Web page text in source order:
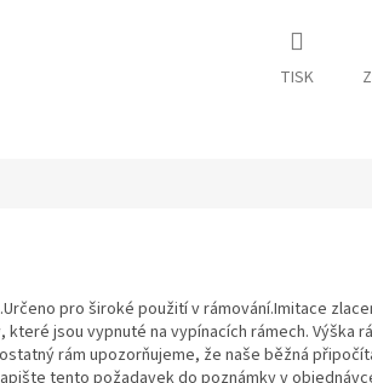
TISK
pro široké použití v rámování.Imitace
jsou vypnuté na vypínacích rámech. Výška
rám upozorňujeme, že naše běžná